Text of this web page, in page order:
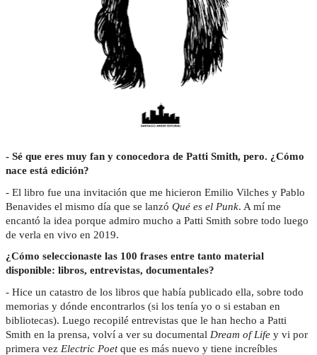
- Sé que eres muy fan y conocedora de Patti Smith, pero. ¿Cómo
nace está edición?
- El libro fue una invitación que me hicieron Emilio Vilches y Pablo
Benavides el mismo día que se lanzó Qué es el Punk. A mí me
encantó la idea porque admiro mucho a Patti Smith sobre todo luego
de verla en vivo en 2019.
¿Cómo seleccionaste las 100 frases entre tanto material
disponible: libros, entrevistas, documentales?
- Hice un catastro de los libros que había publicado ella, sobre todo
memorias y dónde encontrarlos (si los tenía yo o si estaban en
bibliotecas). Luego recopilé entrevistas que le han hecho a Patti
Smith en la prensa, volví a ver su documental Dream of Life y vi por
primera vez Electric Poetque es más nuevo y tiene increíbles